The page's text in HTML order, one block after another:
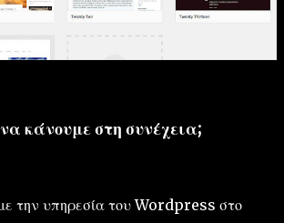
κάνουμε στη συνέχεια;
την υπηρεσία του Wordpress στο